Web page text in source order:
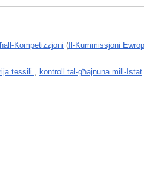
Kompetizzjoni ( Il-Kummissjoni
tessili , kontroll tal-għajnuna mill-Istat